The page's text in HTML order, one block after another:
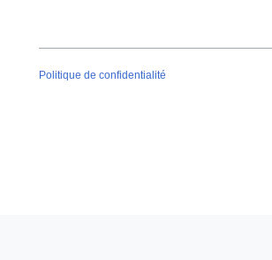
Politique de confidentialité